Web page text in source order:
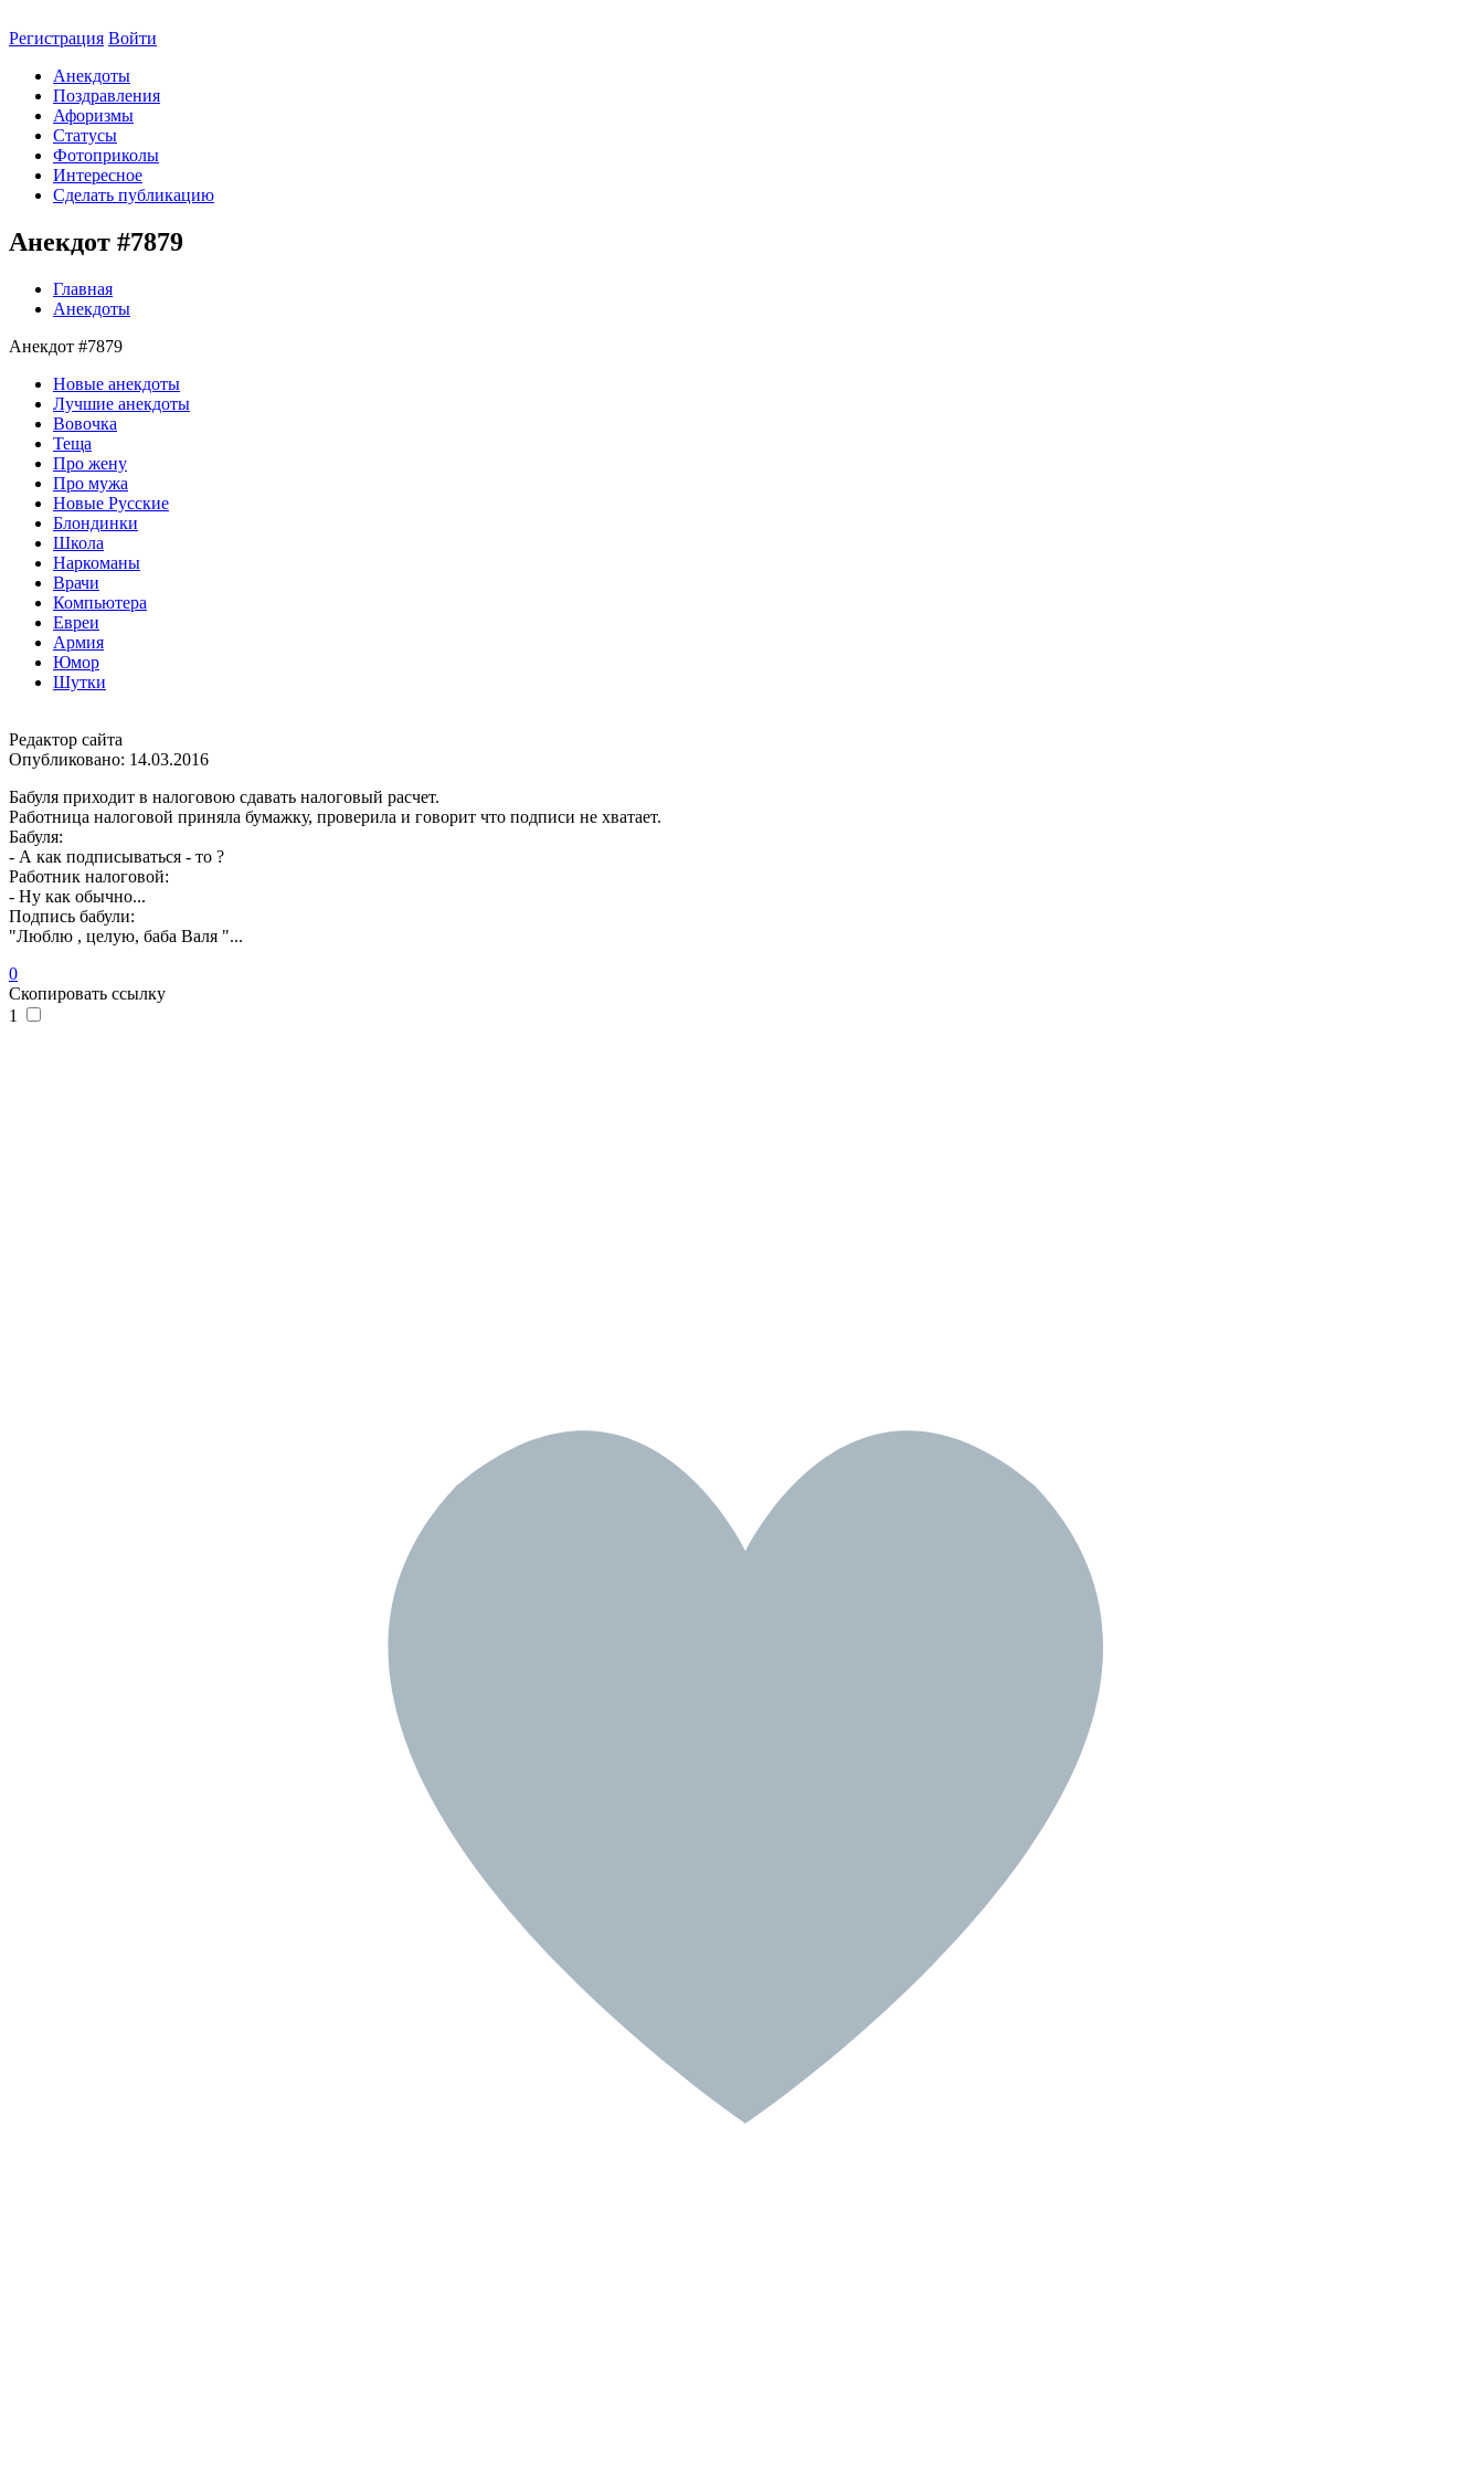
Регистрация Войти
Анекдоты
Поздравления
Афоризмы
Статусы
Фотоприколы
Интересное
Сделать публикацию
Анекдот #7879
Главная
Анекдоты
Анекдот #7879
Новые анекдоты
Лучшие анекдоты
Вовочка
Теща
Про жену
Про мужа
Новые Русские
Блондинки
Школа
Наркоманы
Врачи
Компьютера
Евреи
Армия
Юмор
Шутки
Редактор сайта
Опубликовано: 14.03.2016
Бабуля приходит в налоговою сдавать налоговый расчeт.
Работница налоговой приняла бумажку, проверила и говорит что подписи не хватает.
Бабуля:
- А как подписываться - то ?
Работник налоговой:
- Ну как обычно...
Подпись бабули:
"Люблю , целую, баба Валя "...
0
Скопировать ссылку
1